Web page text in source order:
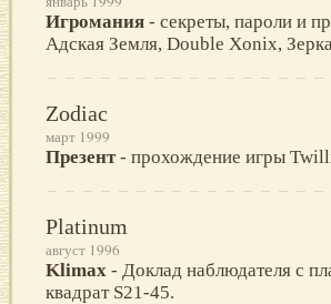
Игромания - секреты, пароли и
Адская Земля, Double Xonix,
Zodiac
март 1999
Презент- прохождение игры
Platinum
август 1996
Klimax - Доклaд нaблюдaтеля с
квaдрaт S21-45.